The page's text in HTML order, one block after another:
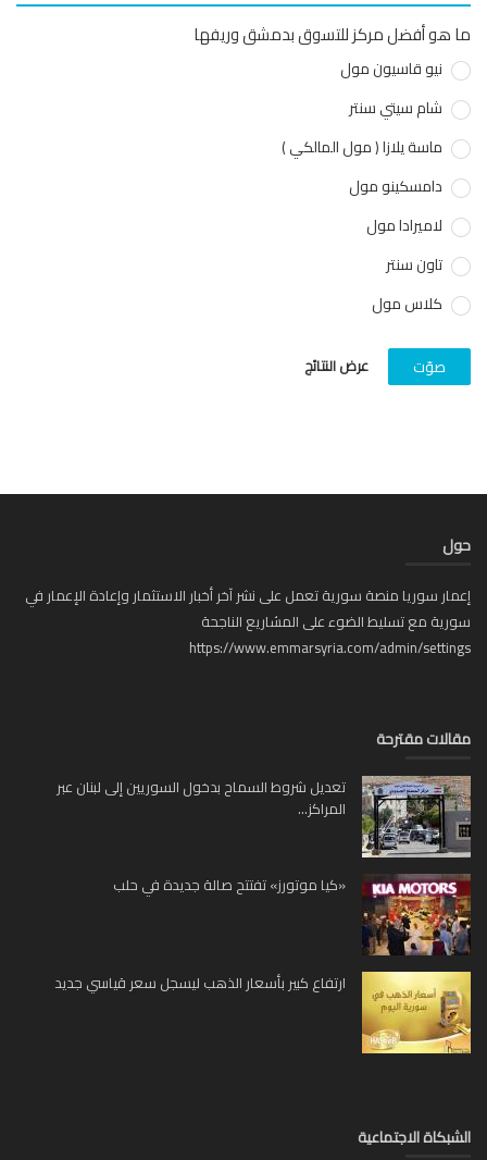
أفضل مركز للتسوق بدمشق وريفها
نيو قاسيون مول
شام سيتي سنتر
ماسة يلازا ( مول المالكي )
دامسكينو مول
لاميرادا مول
تاون سنتر
كلاس مول
عرض النتائج
سوريا منصة سورية تعمل على نشر آخر أخبار الاستثمار وإعادة الإعمار في
مع تسليط الضوء على المشاريع الناجحة
https://www.emmarsyria.com/admin/
مقترحة
تعديل شروط السماح بدخول السوريين إلى لبنان عبر
المراكز...
«كيا موتورز» تفتتح صالة جديدة في حلب
ارتفاع كبير بأسعار الذهب ليسجل سعر قياسي جديد
الاجتماعية